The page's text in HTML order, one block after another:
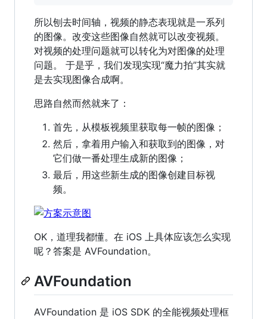
所以刨去时间轴，视频的静态表现就是一系列
的图像。改变这些图像自然就可以改变视频。
对视频的处理问题就可以转化为对图像的处理
问题。 于是乎，我们发现实现“魔力拍”其实就
是去实现图像合成啊。
思路自然而然就来了：
首先，从模板视频里获取每一帧的图像；
然后，拿着用户输入和获取到的图像，对
它们做一番处理生成新的图像；
最后，用这些新生成的图像创建目标视
频。
OK，道理我都懂。在 iOS 上具体应该怎么实现
呢？答案是 AVFoundation。
AVFoundation
AVFoundation 是 iOS SDK 的全能视频处理框